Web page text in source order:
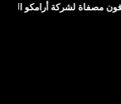
أرامكو السعودية